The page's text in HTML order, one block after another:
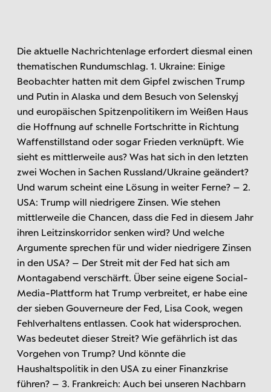
Die aktuelle Nachrichtenlage erfordert diesmal einen
thematischen Rundumschlag. 1. Ukraine: Einige
Beobachter hatten mit dem Gipfel zwischen Trump
und Putin in Alaska und dem Besuch von Selenskyj
und europäischen Spitzenpolitikern im Weißen Haus
die Hoffnung auf schnelle Fortschritte in Richtung
Waffenstillstand oder sogar Frieden verknüpft. Wie
sieht es mittlerweile aus? Was hat sich in den letzten
zwei Wochen in Sachen Russland/Ukraine geändert?
Und warum scheint eine Lösung in weiter Ferne? – 2.
USA: Trump will niedrigere Zinsen. Wie stehen
mittlerweile die Chancen, dass die Fed in diesem Jahr
ihren Leitzinskorridor senken wird? Und welche
Argumente sprechen für und wider niedrigere Zinsen
in den USA? – Der Streit mit der Fed hat sich am
Montagabend verschärft. Über seine eigene Social-
Media-Plattform hat Trump verbreitet, er habe eine
der sieben Gouverneure der Fed, Lisa Cook, wegen
Fehlverhaltens entlassen. Cook hat widersprochen.
Was bedeutet dieser Streit? Wie gefährlich ist das
Vorgehen von Trump? Und könnte die
Haushaltspolitik in den USA zu einer Finanzkrise
führen? – 3. Frankreich: Auch bei unseren Nachbarn